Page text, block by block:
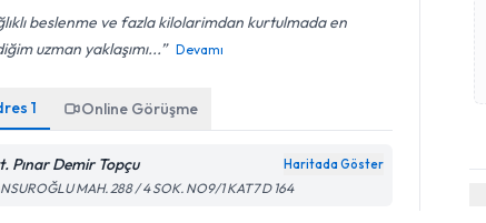
beslenme ve fazla kilolarimdan kurtulmada en
uzman yaklaşımı...
Devamı
1 Online Görüşme
Pınar Demir Topçu Haritada Göster
MAH. 288 / 4 SOK. NO9/1 KAT7 D 164